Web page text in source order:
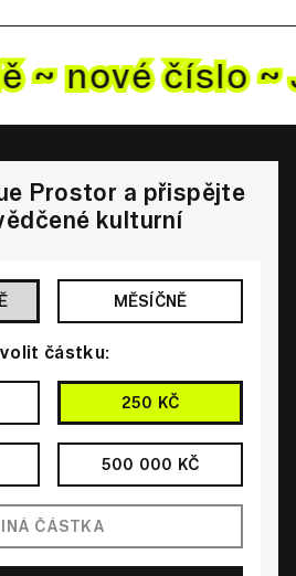
~ novéčíslo ~
Prostor a přispějte
kulturní
MĚSÍČNĚ
částku:
250 KČ
500 000 KČ